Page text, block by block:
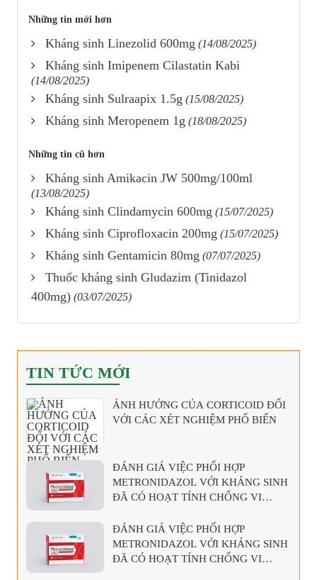
Những tin mới hơn
Kháng sinh Linezolid 600mg (14/08/2025)
Kháng sinh Imipenem Cilastatin Kabi
(14/08/2025)
Kháng sinh Sulraapix 1.5g (15/08/2025)
Kháng sinh Meropenem 1g (18/08/2025)
Những tin cũ hơn
Kháng sinh Amikacin JW 500mg/100ml
(13/08/2025)
Kháng sinh Clindamycin 600mg (15/07/2025)
Kháng sinh Ciprofloxacin 200mg (15/07/2025)
Kháng sinh Gentamicin 80mg (07/07/2025)
Thuốc kháng sinh Gludazim (Tinidazol
400mg) (03/07/2025)
TIN TỨC MỚI
ẢNH HƯỞNG CỦA CORTICOID ĐỐI
VỚI CÁC XÉT NGHIỆM PHỔ BIẾN
ĐÁNH GIÁ VIỆC PHỐI HỢP
METRONIDAZOL VỚI KHÁNG SINH
ĐÃ CÓ HOẠT TÍNH CHỐNG VI
ĐÁNH GIÁ VIỆC PHỐI HỢP
METRONIDAZOL VỚI KHÁNG SINH
ĐÃ CÓ HOẠT TÍNH CHỐNG VI